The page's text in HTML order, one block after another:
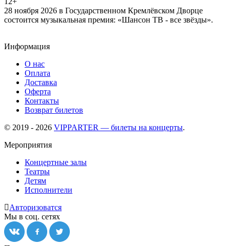
28 ноября 2026 в Государственном Кремлёвском Дворце
состоится музыкальная премия: «Шансон ТВ - все звёзды».
Информация
О нас
Оплата
Доставка
Оферта
Контакты
Возврат билетов
© 2019 - 2026 VIPPARTER — билеты на концерты.
Мероприятия
Концертные залы
Театры
Детям
Исполнители
Авторизоватся
Мы в соц. сетях